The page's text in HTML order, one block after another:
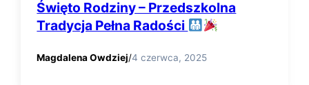
Święto Rodziny – Przedszkolna
Tradycja Pełna Radości
Magdalena Owdziej/4 czerwca, 2025